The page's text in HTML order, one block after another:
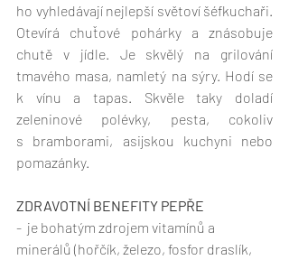
ho vyhledávají nejlepší světoví šéfkuchaři.
Otevírá chuťové pohárky a znásobuje
chutě v jídle. Je skvělý na grilování
tmavého masa, namletý na sýry. Hodí se
k vínu a tapas. Skvěle taky doladí
zeleninové polévky, pesta, cokoliv
s bramborami, asijskou kuchyni nebo
pomazánky.
ZDRAVOTNÍ BENEFITY PEPŘE
-  je bohatým zdrojem vitamínů a
minerálů (hořčík, železo, fosfor draslík,